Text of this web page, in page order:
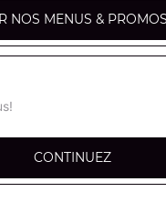
NOS MENUS &
CONTINUEZ